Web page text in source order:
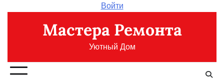
содержимому
Войти
Мастера Ремонта
Уютный Дом